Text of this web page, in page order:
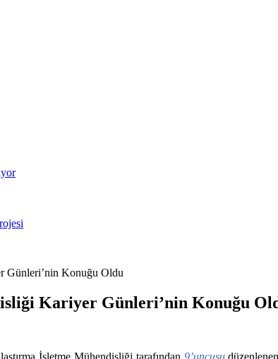
Günleri’nin Konuğu Oldu
Kariyer Günleri’nin Konuğu
İşletme Mühendisliği tarafından 9’uncusu